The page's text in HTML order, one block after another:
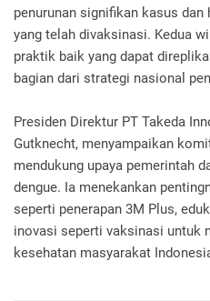
penurunan signifikan kasus
yang telah divaksinasi. Kedua
praktik baik yang dapat
bagian dari strategi nasional
Presiden Direktur PT Takeda
Gutknecht, menyampaikan
mendukung upaya pemerintah
dengue. Ia menekankan
seperti penerapan 3M Plus,
inovasi seperti vaksinasi untuk
kesehatan masyarakat